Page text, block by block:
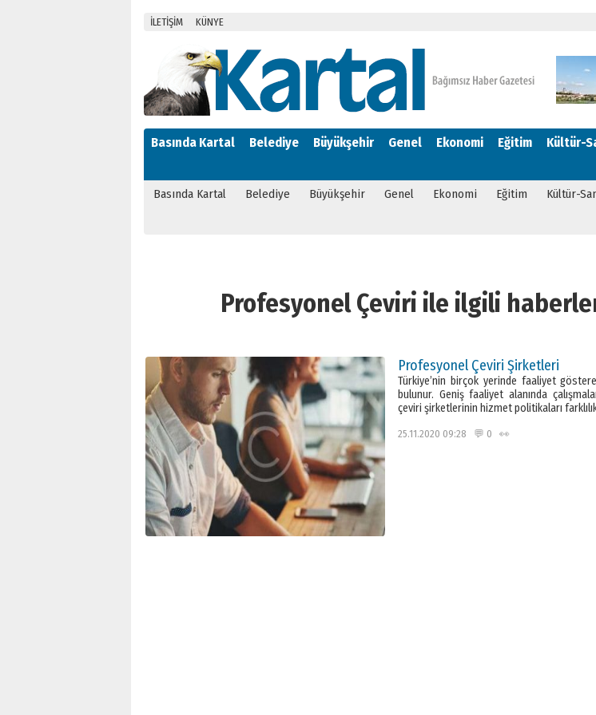
İLETİŞİM KÜNYE
Basında Kartal Belediye Büyükşehir Genel Ekonomi Eğitim Kültür-
Basında Kartal Belediye Büyükşehir Genel Ekonomi Eğitim Kültür-
Profesyonel Çeviri ile ilgili
Profesyonel Çeviri Şirketleri
Türkiye’nin birçok yerinde faaliyet
bulunur. Geniş faaliyet alanında
çeviri şirketlerinin hizmet politikaları
25.11.2020 09:28 💬 0 👀